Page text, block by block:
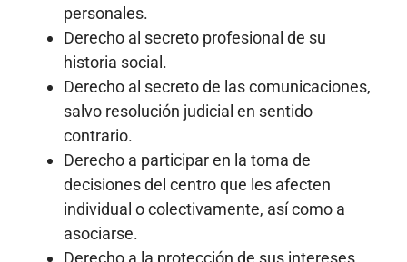
personales.
Derecho al secreto profesional de su
historia social.
Derecho al secreto de las comunicaciones,
salvo resolución judicial en sentido
contrario.
Derecho a participar en la toma de
decisiones del centro que les afecten
individual o colectivamente, así como a
asociarse.